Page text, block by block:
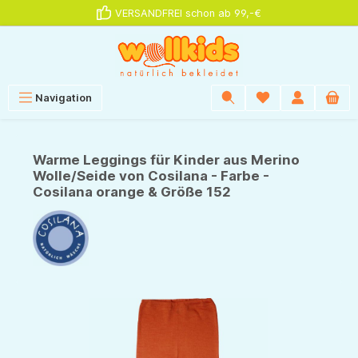
VERSANDFREI schon ab 99,-€
Navigation
Warme Leggings für Kinder aus Merino
Wolle/Seide von Cosilana - Farbe -
Cosilana orange & Größe 152
Bildergalerie überspringen